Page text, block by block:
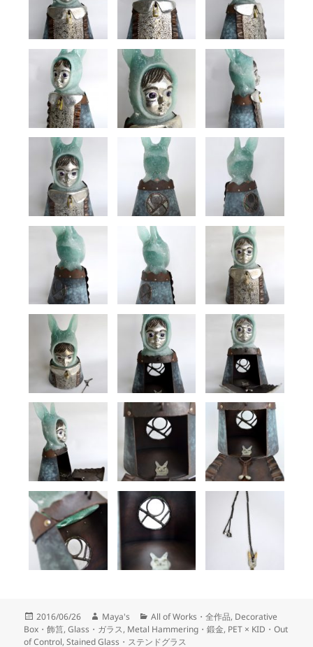
Posted
on
2016/06/26 Author
Maya's Categories
All of Works・全作品, Decorative
Box・飾筥,Glass・ガラス, Metal Hammering・鍛金, PET × KID・Out
of Control,Stained Glass・ステンドグラス